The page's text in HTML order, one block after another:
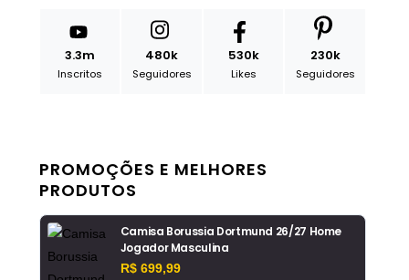
3.3m
Inscritos
480k
Seguidores
530k
Likes
230k
Seguidores
PROMOÇÕES E MELHORES
PRODUTOS
Camisa Borussia Dortmund 26/27 Home
Jogador Masculina
R$ 699,99